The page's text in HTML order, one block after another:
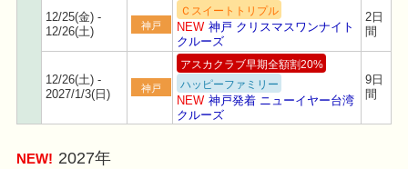
12/25(金) -
12/26(土)
神戸
Ｃスイートトリプル
NEW 神戸 クリスマスワンナイト
クルーズ
2日
間
12/26(土) -
2027/1/3(日)
神戸
アスカクラブ早期全額割20%
ハッピーファミリー
NEW 神戸発着 ニューイヤー台湾
クルーズ
9日
間
NEW! 2027年